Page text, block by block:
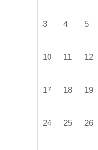
3 4 5
10 11 12
17 18 19
24 25 26